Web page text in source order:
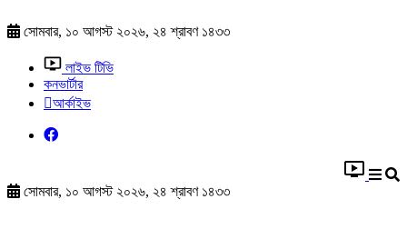
সোমবার, ১০ আগস্ট ২০২৬, ২৪ শ্রাবণ ১৪৩৩
লাইভ টিভি
কনভার্টার
আর্কাইভ
সোমবার, ১০ আগস্ট ২০২৬, ২৪ শ্রাবণ ১৪৩৩